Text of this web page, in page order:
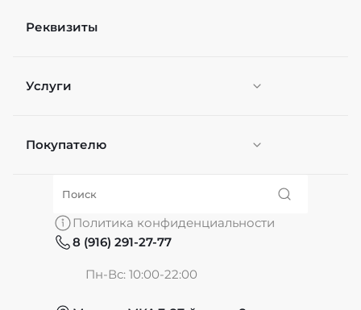
Реквизиты
Услуги
Персонификация
Покупателю
О нас
Политика конфиденциальности
8 (916) 291-27-77
Пн-Вс: 10:00-22:00